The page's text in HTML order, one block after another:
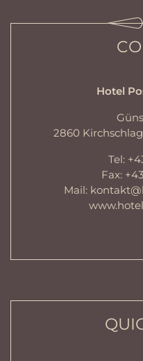
Hotel
2860
Tel:
Fax:
Mail: